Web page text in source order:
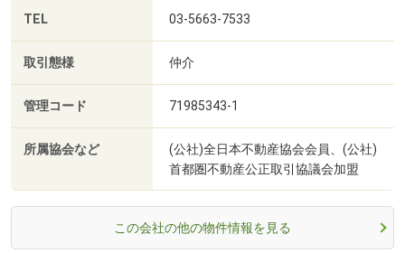
TEL 03-5663-7533
取引態様 仲介
管理コード 71985343-1
所属協会など
(公社)全日本不動産協会会員、(公社)
首都圏不動産公正取引協議会加盟
この会社の他の物件情報を見る